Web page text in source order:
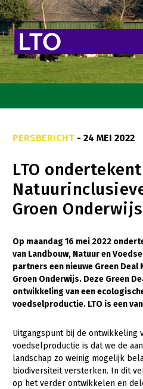
Goed eten
Mooi groen
Sterk ondernemerschap
Transitiepaden
Thema’s
Gezonde planten
Gezonde dieren
Natuur, klimaat en energie
Bodem en water
Platteland en omgeving
PERSBERICHT - 24 MEI 2022
LTO
Groen Onderwijs
Op maandag 16 mei 2022
van Landbouw, Natuur en
partners een nieuwe Green
Groen Onderwijs. Deze Green
ontwikkeling van een
voedselproductie. LTO is een
Uitgangspunt bij de ontwikkeling
voedselproductie is dat we de
landschap zo weinig mogelijk
biodiversiteit versterken. In dit
op het verder ontwikkelen en